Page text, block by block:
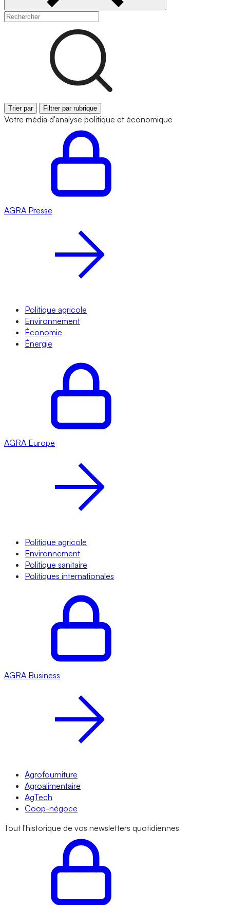
Trier par Filtrer par rubrique
Votre média d'analyse politique et économique
AGRA Presse
Politique agricole
Environnement
Économie
Énergie
AGRA Europe
Politique agricole
Environnement
Politique sanitaire
Politiques internationales
AGRA Business
Agrofourniture
Agroalimentaire
AgTech
Coop-négoce
Tout l'historique de vos newsletters quotidiennes